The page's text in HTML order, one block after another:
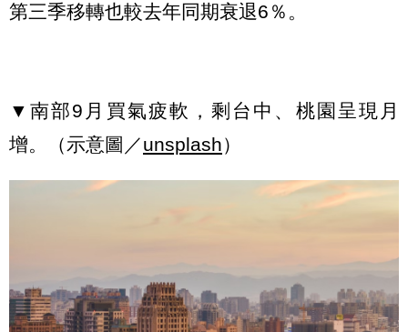
第三季移轉也較去年同期衰退6％。
▼南部9月買氣疲軟，剩台中、桃園呈現月
增。（示意圖／unsplash）